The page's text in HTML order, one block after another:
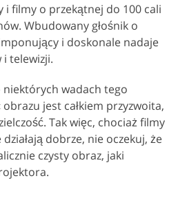
i filmy o przekątnej do 100 cali
Wbudowany głośnik o
i doskonale nadaje
telewizji.
wadach tego
jest całkiem przyzwoita,
Tak więc, chociaż filmy
dobrze, nie oczekuj, że
czysty obraz, jaki